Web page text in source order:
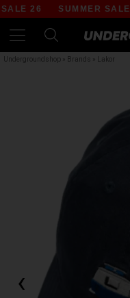
26 SUMMER SALE 26
Undergroundshop Brands Lakor
‹